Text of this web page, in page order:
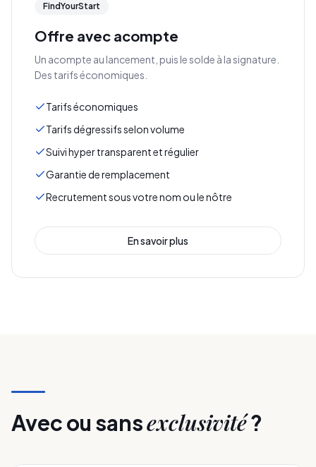
FindYourStart
Offre avec acompte
Un acompte au lancement, puis le solde à la signature.
Des tarifs économiques.
Tarifs économiques
Tarifs dégressifs selon volume
Suivi hyper transparent et régulier
Garantie de remplacement
Recrutement sous votre nom ou le nôtre
En savoir plus
Avec ou sansexclusivité?